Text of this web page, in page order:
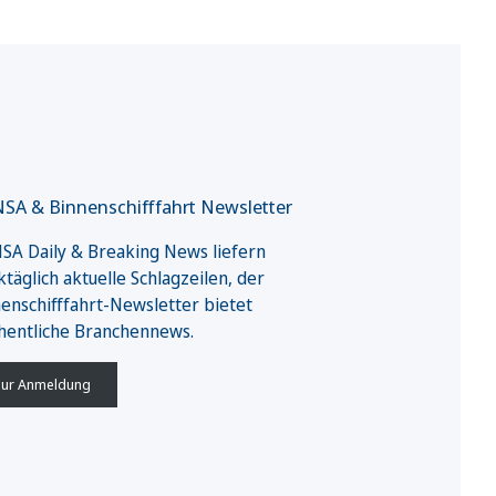
& Binnenschifffahrt Newsletter
Daily & Breaking News liefern
aktuelle Schlagzeilen, der
Newsletter bietet
Branchennews.
Anmeldung